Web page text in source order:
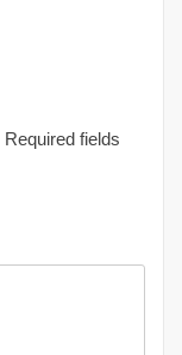
Required fields